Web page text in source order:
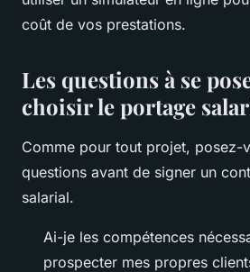
coût de vos prestations.
Les questions à se
choisir le portage
Comme pour tout projet, posez-
questions avant de signer un
salarial.
Ai-je les compétences
prospecter mes propres